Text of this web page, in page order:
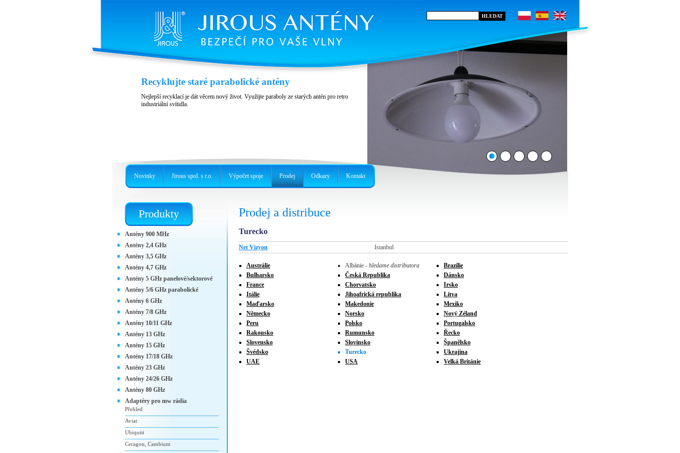
Recyklujte staré parabolické antény
Nejlepší recyklací je dát věcem nový život. Využijte paraboly ze starých antén pro retro
industriální svítidla.
Prodej a distribuce
Turecko
Net Vizyon Istanbul
Austrálie Albánie - hledame distributora
Brazílie
Bulharsko
Česká Republika
Dánsko
France
Chorvatsko
Irsko
Itálie
Jihoafrická republika
Litva
Maďarsko
Makedonie
Mexiko
Německo
Norsko
Nový Zéland
Peru
Polsko
Portugalsko
Rakousko
Rumunsko
Řecko
Slovensko
Slovinsko
Španělsko
Švédsko
Turecko
Ukrajina
UAE
USA Velká Británie
Produkty
Antény 900 MHz
Antény 2,4 GHz
Antény 3,5 GHz
Antény 4,7 GHz
Antény 5 GHz panelové/sektorové
Antény 5/6 GHz parabolické
Antény 6 GHz
Antény 7/8 GHz
Antény 10/11 GHz
Antény 13 GHz
Antény 15 GHz
Antény 17/18 GHz
Antény 23 GHz
Antény 24/26 GHz
Antény 80 GHz
Adaptéry pro mw rádia
Přehled
Aviat
Ubiquiti
Ceragon, Cambium
Novinky Jirous spol. s r.o. Výpočet spoje Prodej Odkazy Kontakt